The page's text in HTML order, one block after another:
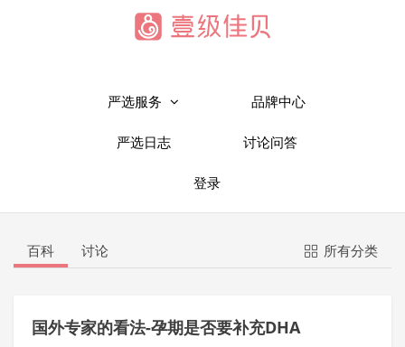
严选服务 品牌中心
严选日志 讨论问答
登录
百科 讨论 所有分类
国外专家的看法-孕期是否要补充DHA